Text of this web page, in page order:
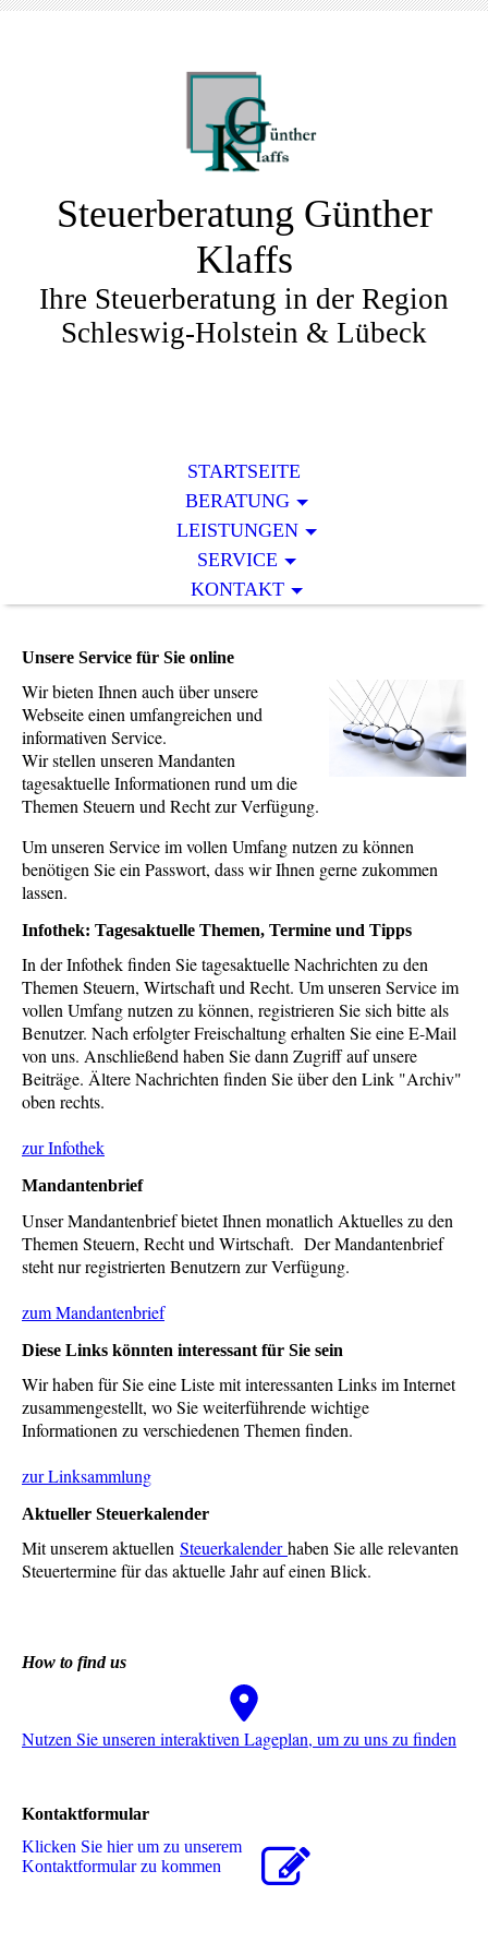
Steuerberatung Günther
Klaffs
Ihre Steuerberatung in der Region
Schleswig-Holstein & Lübeck
STARTSEITE
BERATUNG
LEISTUNGEN
SERVICE
KONTAKT
Unsere Service für Sie online
Wir bieten Ihnen auch über unsere
Webseite einen umfangreichen und
informativen Service.
Wir stellen unseren Mandanten
tagesaktuelle Informationen rund um die
Themen Steuern und Recht zur Verfügung.
Um unseren Service im vollen Umfang nutzen zu können
benötigen Sie ein Passwort, dass wir Ihnen gerne zukommen
lassen.
Infothek: Tagesaktuelle Themen, Termine und Tipps
In der Infothek finden Sie tagesaktuelle Nachrichten zu den
Themen Steuern, Wirtschaft und Recht. Um unseren Service im
vollen Umfang nutzen zu können, registrieren Sie sich bitte als
Benutzer. Nach erfolgter Freischaltung erhalten Sie eine E-Mail
von uns. Anschließend haben Sie dann Zugriff auf unsere
Beiträge. Ältere Nachrichten finden Sie über den Link "Archiv"
oben rechts.
zur Infothek
Mandantenbrief
Unser Mandantenbrief bietet Ihnen monatlich Aktuelles zu den
Themen Steuern, Recht und Wirtschaft. Der Mandantenbrief
steht nur registrierten Benutzern zur Verfügung.
zum Mandantenbrief
Diese Links könnten interessant für Sie sein
Wir haben für Sie eine Liste mit interessanten Links im Internet
zusammengestellt, wo Sie weiterführende wichtige
Informationen zu verschiedenen Themen finden.
zur Linksammlung
Aktueller Steuerkalender
Mit unserem aktuellen Steuerkalenderhaben Sie alle relevanten
Steuertermine für das aktuelle Jahr auf einen Blick.
How to find us
Nutzen Sie unseren interaktiven La­ge­plan, um zu uns zu finden
Kontaktformular
Klicken Sie hier um zu unserem
Kon­takt­for­mu­lar zu kommen